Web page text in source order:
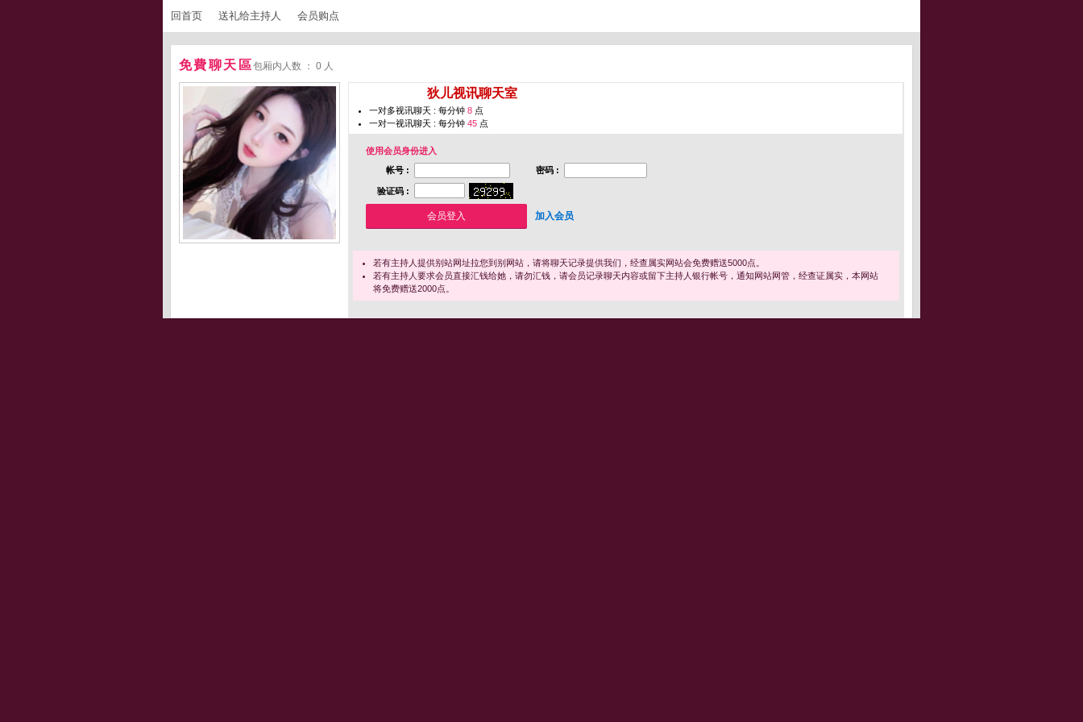
回首页 送礼给主持人 会员购点
免費聊天區包厢内人数 ： 0 人
狄儿视讯聊天室
一对多视讯聊天 : 每分钟 8 点
一对一视讯聊天 : 每分钟 45 点
使用会员身份进入
帐号 :
密码 :
验证码 :
加入会员
若有主持人提供别站网址拉您到别网站，请将聊天记录提供我们，经查属实网站会免费赠送5000点。
若有主持人要求会员直接汇钱给她，请勿汇钱，请会员记录聊天内容或留下主持人银行帐号，通知网站网管，经查证属实，本网站
将免费赠送2000点。